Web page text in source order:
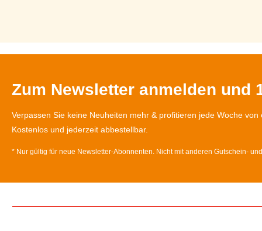
Zum Newsletter anmelden und
Verpassen Sie keine Neuheiten mehr & profitieren jede Woche von
Kostenlos und jederzeit abbestellbar.
* Nur gültig für neue Newsletter-Abonnenten. Nicht mit anderen Gutschein-